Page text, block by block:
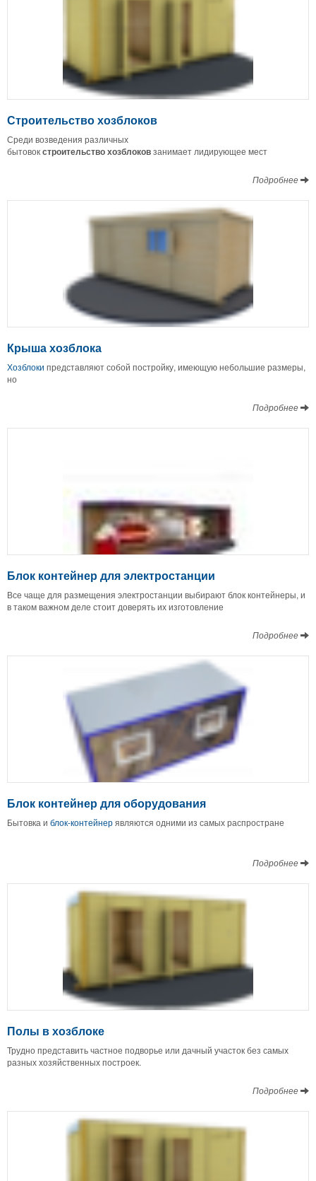
Строительство хозблоков
Среди возведения различных
бытовокстроительствохозблоковзанимает лидирующее мест
Подробнее
Крыша хозблока
Хозблоки представляют собой постройку, имеющую небольшие размеры,
но
Подробнее
Блок контейнер для электростанции
Все чаще для размещения электростанции выбирают блок контейнеры, и
в таком важном деле стоит доверять их изготовление
Подробнее
Блок контейнер для оборудования
Бытовка и блок-контейнерявляются одними из самых распростране
Подробнее
Полы в хозблоке
Трудно представить частное подворье или дачный участок без самых
разных хозяйственных построек.
Подробнее